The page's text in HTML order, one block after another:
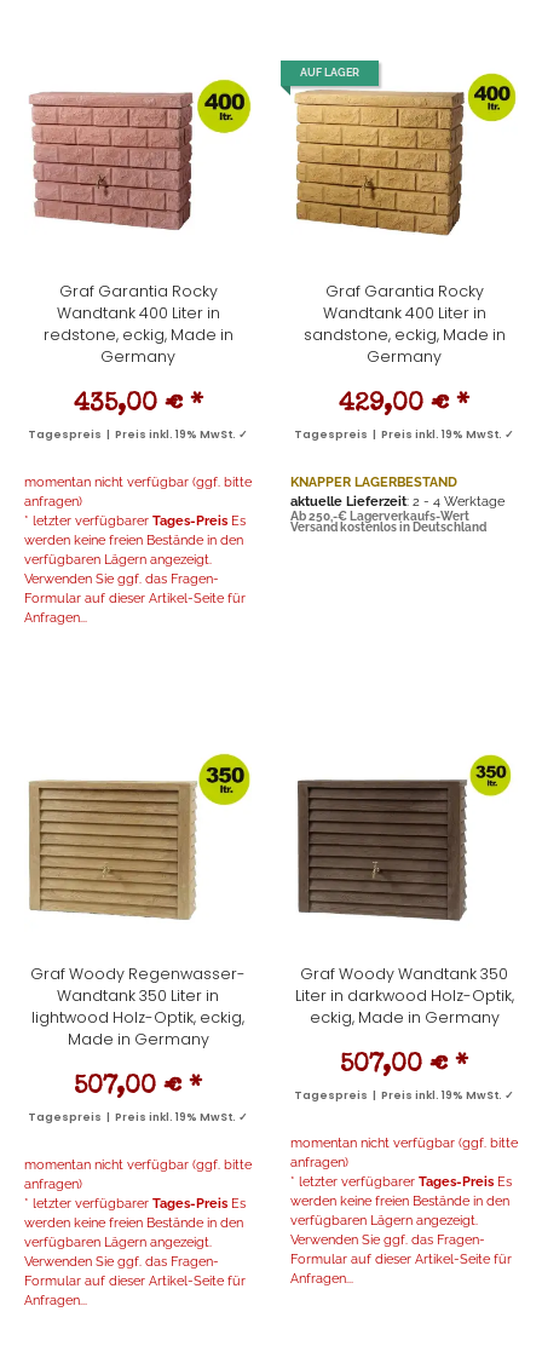
Graf Garantia Rocky
Wandtank 400 Liter in
redstone, eckig, Made in
Germany
435,00 € *
Tagespreis | Preis inkl. 19% MwSt. ✓
momentan nicht verfügbar (ggf. bitte
anfragen)
* letzter verfügbarer Tages-Preis Es
werden keine freien Bestände in den
verfügbaren Lägern angezeigt.
Verwenden Sie ggf. das Fragen-
Formular auf dieser Artikel-Seite für
Anfragen...
AUF LAGER
Graf Garantia Rocky
Wandtank 400 Liter in
sandstone, eckig, Made in
Germany
429,00 € *
Tagespreis | Preis inkl. 19% MwSt. ✓
KNAPPER LAGERBESTAND
aktuelle Lieferzeit: 2 - 4 Werktage
Ab 250,-€ Lagerverkaufs-Wert
Versand kostenlos in Deutschland
Graf Woody Regenwasser-
Wandtank 350 Liter in
lightwood Holz-Optik, eckig,
Made in Germany
507,00 € *
Tagespreis | Preis inkl. 19% MwSt. ✓
momentan nicht verfügbar (ggf. bitte
anfragen)
* letzter verfügbarer Tages-Preis Es
werden keine freien Bestände in den
verfügbaren Lägern angezeigt.
Verwenden Sie ggf. das Fragen-
Formular auf dieser Artikel-Seite für
Anfragen...
Graf Woody Wandtank 350
Liter in darkwood Holz-Optik,
eckig, Made in Germany
507,00 € *
Tagespreis | Preis inkl. 19% MwSt. ✓
momentan nicht verfügbar (ggf. bitte
anfragen)
* letzter verfügbarer Tages-Preis Es
werden keine freien Bestände in den
verfügbaren Lägern angezeigt.
Verwenden Sie ggf. das Fragen-
Formular auf dieser Artikel-Seite für
Anfragen...